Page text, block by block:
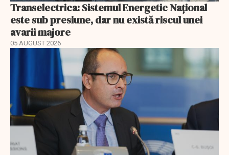
Transelectrica: Sistemul Energetic Național
este sub presiune, dar nu există riscul unei
avarii majore
05 AUGUST 2026